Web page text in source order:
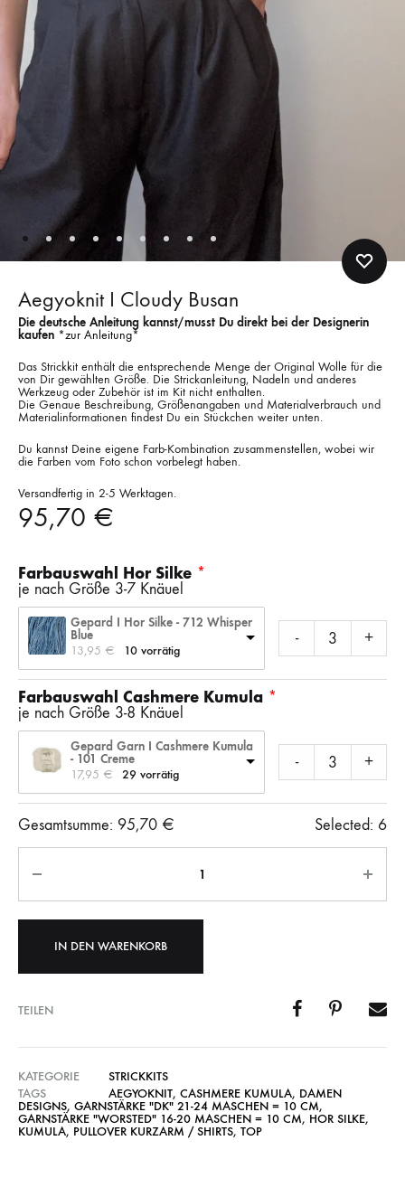
Aegyoknit I Cloudy Busan
Die deutsche Anleitung kannst/musst Du direkt bei der Designerin
kaufen *zur Anleitung*
Das Strickkit enthält die entsprechende Menge der Original Wolle für die
von Dir gewählten Größe. Die Strickanleitung, Nadeln und anderes
Werkzeug oder Zubehör ist im Kit nicht enthalten.
Die Genaue Beschreibung, Größenangaben und Materialverbrauch und
Materialinformationen findest Du ein Stückchen weiter unten.
Du kannst Deine eigene Farb-Kombination zusammenstellen, wobei wir
die Farben vom Foto schon vorbelegt haben.
Versandfertig in 2-5 Werktagen.
95,70 €
Farbauswahl Hor Silke
je nach Größe 3-7 Knäuel
Gepard I Hor Silke - 712 Whisper
Blue
13,95 € 10 vorrätig
- +
Farbauswahl Cashmere Kumula
je nach Größe 3-8 Knäuel
Gepard Garn I Cashmere Kumula
- 101 Creme
17,95 € 29 vorrätig
- +
Gesamtsumme: 95,70 € Selected: 6
IN DEN WARENKORB
TEILEN
KATEGORIE
STRICKKITS
TAGS
AEGYOKNIT, CASHMERE KUMULA, DAMEN
DESIGNS, GARNSTÄRKE "DK" 21-24 MASCHEN = 10 CM,
GARNSTÄRKE "WORSTED" 16-20 MASCHEN = 10 CM, HOR SILKE,
KUMULA, PULLOVER KURZARM / SHIRTS, TOP